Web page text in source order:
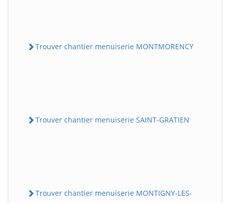
Trouver chantier menuiserie MONTMORENCY
Trouver chantier menuiserie SAINT-GRATIEN
Trouver chantier menuiserie MONTIGNY-LES-